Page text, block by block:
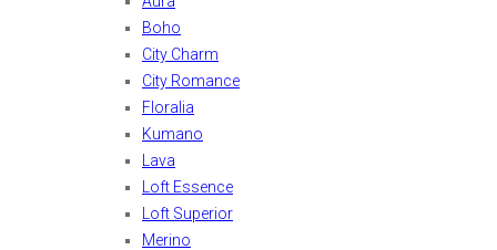
Boho
City Charm
City Romance
Floralia
Kumano
Lava
Loft Essence
Loft Superior
Merino